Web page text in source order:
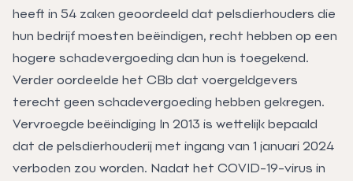
heeft in 54 zaken geoordeeld dat pelsdierhouders die
hun bedrijf moesten beëindigen, recht hebben op een
hogere schadevergoeding dan hun is toegekend.
Verder oordeelde het CBb dat voergeldgevers
terecht geen schadevergoeding hebben gekregen.
Vervroegde beëindiging In 2013 is wettelijk bepaald
dat de pelsdierhouderij met ingang van 1 januari 2024
verboden zou worden. Nadat het COVID-19-virus in